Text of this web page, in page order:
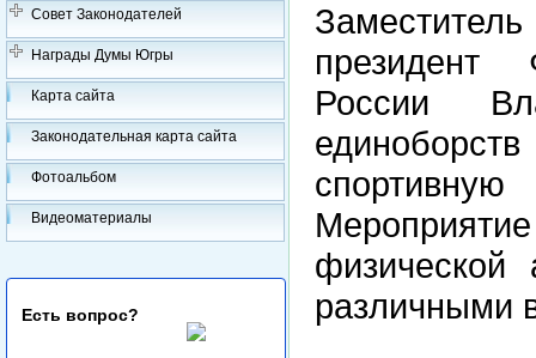
Совет Законодателей
Награды Думы Югры
Карта сайта
Законодательная карта сайта
Фотоальбом
Видеоматериалы
Есть вопрос?
президент
России
физической
различными